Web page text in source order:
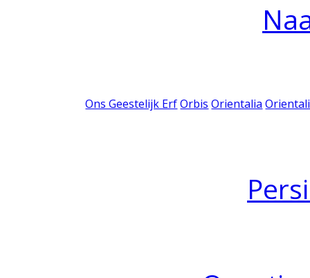
Ons Geestelijk Erf Orbis Orientalia